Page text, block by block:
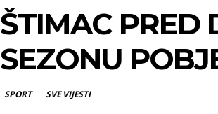
ŠTIMAC PRED
SEZONU
SPORT SVE VIJESTI